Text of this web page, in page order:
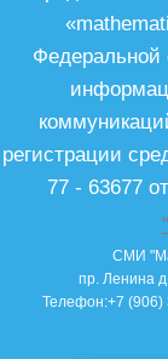
Федеральной
регистрации
77 - 63677
СМИ
пр. Ленина
Телефон:+7 (906)